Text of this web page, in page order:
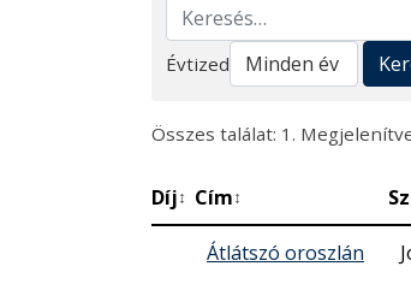
Keresés
Évtized
Összes találat: 1.
Díj↕ Cím↕
Átlátszó oroszlán